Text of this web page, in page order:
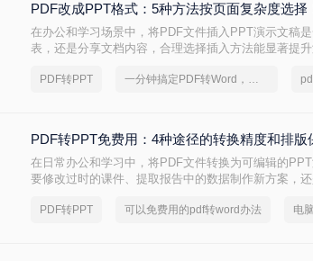
PDF改成PPT格式：5种方法按页面复杂度选择
在办公和学习场景中，将PDF文件插入PPT演示文稿
表，还是分享文档内容，合理选择插入方法能显著提
PDF转PPT 一分钟搞定PDF转Word，这2种简单方法，任意选择
PDF转PPT免费用：4种途径的转换精度和排版
在日常办公和学习中，将PDF文件转换为可编辑的
要修改过时的课件、提取报告中的数据制作新方案，
PDF转PPT 可以免费用的pdf转word办法 电